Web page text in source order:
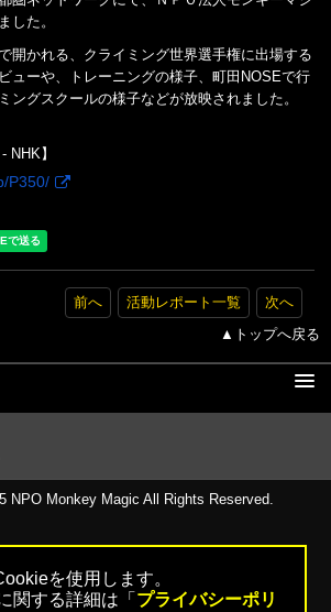
を使用します。
関する詳細は「 プライバシーポリ
した。
開かれる、クライミング世界選手権に出場する
ューや、トレーニングの様子、町田NOSEで行
ングスクールの様子などが放映されました。
NHK】
P350/
前へ 活動レポート一覧
次へ
▲トップへ戻る
NPO Monkey Magic All Rights Reserved.